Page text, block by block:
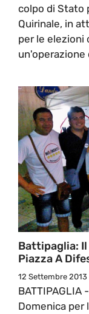
colpo di Stato
Quirinale, in
per le elezioni
un'operazione
Battipaglia: Il
Piazza A
12 Settembre 2013
Domenica per